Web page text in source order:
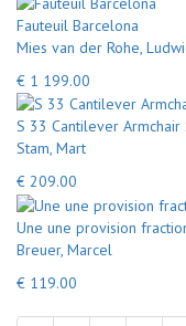
Fauteuil Barcelona
Mies van der Rohe,
€ 1 199.00
S 33 Cantilever Armchair
Stam, Mart
€ 209.00
Une une provision
Breuer, Marcel
€ 119.00